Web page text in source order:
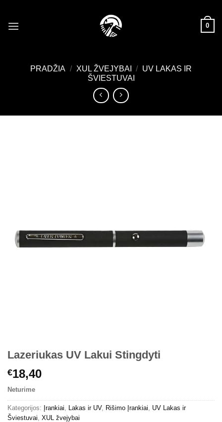
content
0
PRADŽIA / XUL ŽVEJYBAI / UV LAKAS IR
ŠVIESTUVAI
Lazeriukas UV Lakui Stingdyti
€18,40
Neturime
Kategorijos: Įrankiai Lakas ir UV, Rišimo Įrankiai
UV Lakas ir
Šviestuvai XUL žvejybai